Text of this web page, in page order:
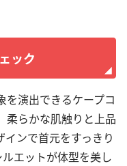
ック
を演出できるケープコ
柔らかな肌触りと上品
ンで首元をすっきり
エットが体型を美し